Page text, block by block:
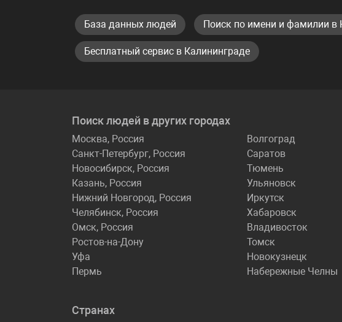
База данных людей Поиск по имени и фамилии в
Бесплатный сервис в Калининграде
Поиск людей в других городах
Москва, Россия
Санкт-Петербург, Россия
Новосибирск, Россия
Казань, Россия
Нижний Новгород, Россия
Челябинск, Россия
Омск, Россия
Ростов-на-Дону
Уфа
Пермь
Волгоград
Саратов
Тюмень
Ульяновск
Иркутск
Хабаровск
Владивосток
Томск
Новокузнецк
Набережные Челны
Странах